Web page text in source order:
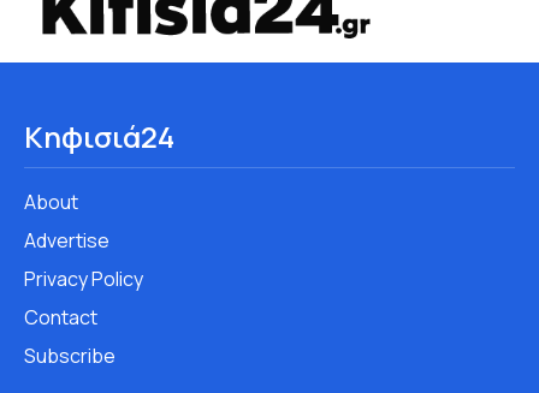
Κηφισιά24
About
Advertise
Privacy Policy
Contact
Subscribe